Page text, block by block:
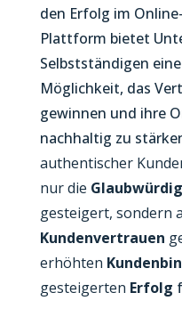
den Erfolg im
Plattform bietet
Selbstständigen
Möglichkeit, das
gewinnen und ihre
nachhaltig zu
authentischer
nur die
gesteigert, sondern
Kundenvertrauen
erhöhten
gesteigerten Erfolg